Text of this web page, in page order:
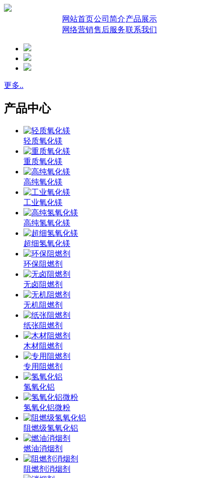
网站首页公司简介产品展示
网络营销售后服务联系我们
更多..
产品中心
轻质氧化镁
重质氧化镁
高纯氧化镁
工业氧化镁
高纯氢氧化镁
超细氢氧化镁
环保阻燃剂
无卤阻燃剂
无机阻燃剂
纸张阻燃剂
木材阻燃剂
专用阻燃剂
氢氧化铝
氢氧化铝微粉
阻燃级氢氧化铝
燃油消烟剂
阻燃剂消烟剂